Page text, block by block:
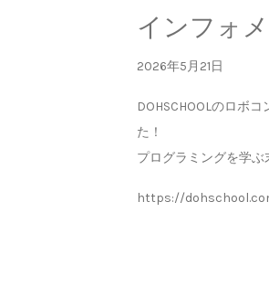
インフォ
2026年5月21日
DOHSCHOOLのロボ
た！
プログラミングを学
https://